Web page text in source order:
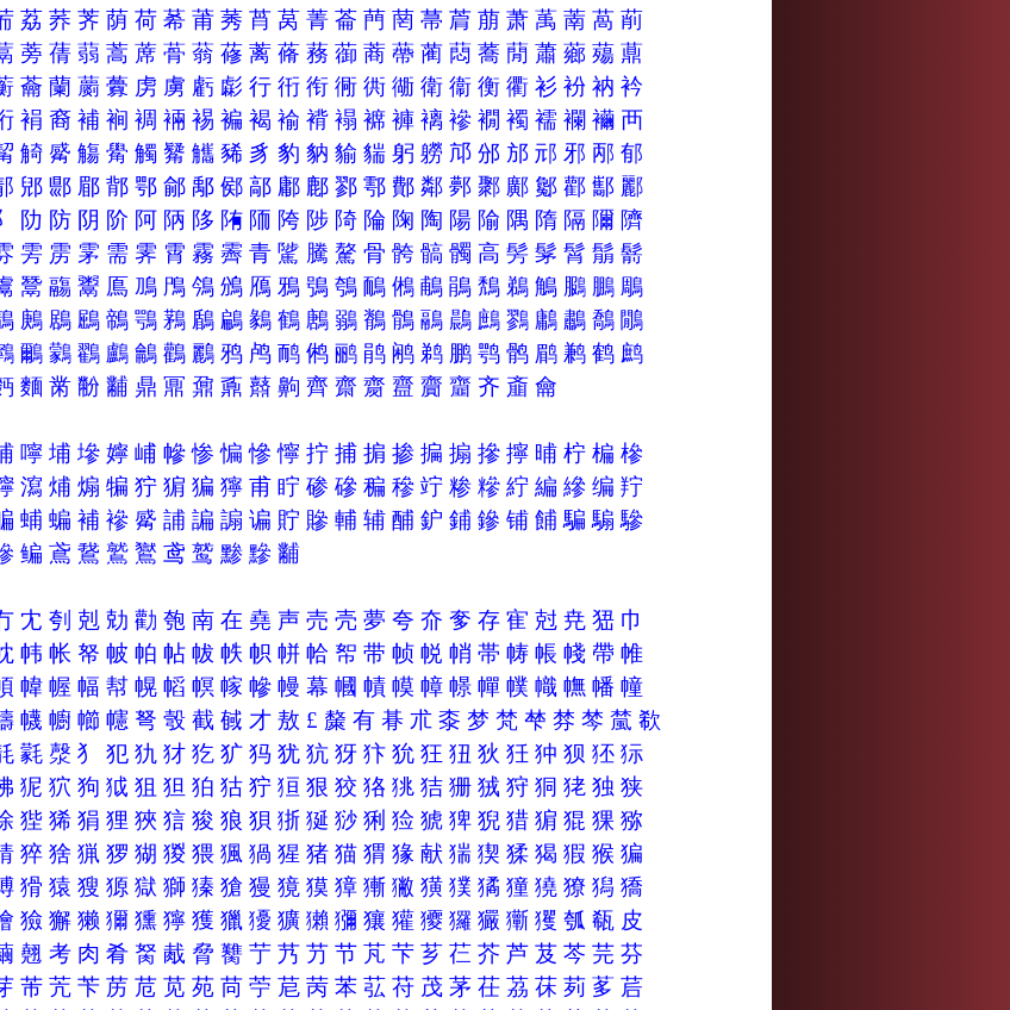
荔荞荠荫荷莃莆莠莦莴菁菕菛菵菷菺萠萧萭萳萵萷
蒡蒨蒻蒿蓆蓇蓊蓚蓠蓨蓩蓹蔏蔕蔺蕄蕎蕑蕭薌薚薡
蘥蘭蘮虋 虏 虜 虧 虨行衎衔衕衖衚衛衞衡衢衫衯衲衿
裐裔補裥裯裲裼褊褐褕褙褟褯褲褵襂襉襡襦襴襺 襾
觭 觱觴觷觸觺觿豨 豸豹豽貐貒躬軂 邟邠 邡邧 邪 邴郁
郳郻 郿鄁鄂鄃 鄅鄇鄗 鄘 鄜鄝鄠鄪鄰鄸鄹 鄺 酁酄酅 酈
阞 防 阴 阶 阿 陃 陊 陏 陑 陓 陟 陭 陯 陱 陶 陽 隃 隅 隋 隔 隬 隮
雱 雳 雺 需霁 霄 霧霽青騭 騰驁骨骻髇髑高髣髳髾鬅鬋
鬵鬺鬻 鳫 鳭 鳲鳹鳻 鴈 鴉鴞鴮鴯鵂鵏鵑鵚 鵜鵤 鵩 鵬 鵰
鶊 鶋 鶌鶙鶚鶜 鶞 鶣鶨鶴 鶶鶸鶺鶻鷊 鷐 鷓鷚 鷛鷫鷮 鷳
鸍鸏鸐 鸕鸙鸛 鸝鸦 鸬鸸鸺鹂 鹃鹇 鹈 鹏鹗鹘 鹛鹣鹤 鹧
麵黹黺黼 鼎鼏鼐鼒 鼘齁齊齋齌 齍齎齏 齐 齑龠
嚀埔墋嬣峬幓惨惼慘懧拧捕掮掺揙搧摻擰 晡柠楄槮
瀉烳煽犏狞猏猵獰甫眝碜磣稨穇竚糁糝紵編縿编羜
蜅蝙補襂 觱誧諞謆谝 貯 贂輔辅酺鈩鋪鏒铺餔騙騸驂
鳊鳶鵞鷲鸑鸢鹫黪黲黼
冘刳 剋勀勸匏南在 堯 声売壳夢夸夼奓存寉尅尭峱 巾
帏帐帑帔帕帖帗帙帜帡帢 帤带帧帨帩帯帱帳帴 帶帷
幃幄幅幇幌幍幎幏幓幔幕幗幘幙幛幜幝幞幟幠幡幢
幭幮幯幰 弩彀截戫 才敖 £ 斄有朞朮桼梦梵梺棼棽檒欷
氋 漀犭犯犰犲犵犷犸犹犺犽犿狁狂狃狄狅狆狈狉狋
狔狖狗狘狙狚狛狜狞狟狠狡狢狣狤狦狨狩狪狫独狭
狴狶狷狸狹狺狻狼狽狾狿猀猁猃猇猈猊猎猏猑猓猕
猝猞猟猡猢猣猥猦猧猩猪猫猬猭献猯猰猱猲猳猴猵
猾猿獀獂獄獅獉獊獌獍獏獐獑獙獚獛獝獞獟獠獡獢
獫獬獭獮獯獰獲獵獶獷獺獼獽獾獿玀玁玂玃瓠瓻 皮
翹考 肉肴 胬胾 脅臡艼艿芀节芃芐芗芢芥芦芨芩芫芬
芾苀苄苈苊苋苑苘苧苨苪苯苰苻 茂茅茌茘茠茢茤茩